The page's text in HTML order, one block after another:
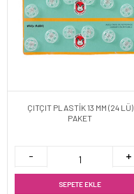
ÇITÇIT PLASTİK 13 MM (24 LÜ)
PAKET
SEPETE EKLE